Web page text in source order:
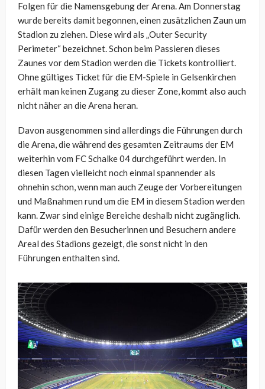
Folgen für die Namensgebung der Arena. Am Donnerstag
wurde bereits damit begonnen, einen zusätzlichen Zaun um
Stadion zu ziehen. Diese wird als „Outer Security
Perimeter“ bezeichnet. Schon beim Passieren dieses
Zaunes vor dem Stadion werden die Tickets kontrolliert.
Ohne gültiges Ticket für die EM-Spiele in Gelsenkirchen
erhält man keinen Zugang zu dieser Zone, kommt also auch
nicht näher an die Arena heran.
Davon ausgenommen sind allerdings die Führungen durch
die Arena, die während des gesamten Zeitraums der EM
weiterhin vom FC Schalke 04 durchgeführt werden. In
diesen Tagen vielleicht noch einmal spannender als
ohnehin schon, wenn man auch Zeuge der Vorbereitungen
und Maßnahmen rund um die EM in diesem Stadion werden
kann. Zwar sind einige Bereiche deshalb nicht zugänglich.
Dafür werden den Besucherinnen und Besuchern andere
Areal des Stadions gezeigt, die sonst nicht in den
Führungen enthalten sind.